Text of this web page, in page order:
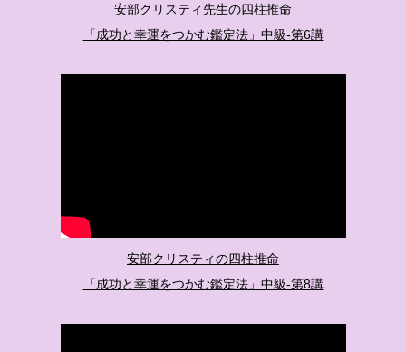
安部クリスティ先生の四柱推命
「成功と幸運をつかむ鑑定法」中級-第6講
安部クリスティの四柱推命
「成功と幸運をつかむ鑑定法」中級-第8講